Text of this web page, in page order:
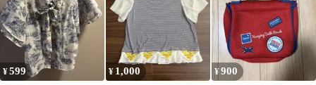
¥599 ¥ 1,000 ¥900